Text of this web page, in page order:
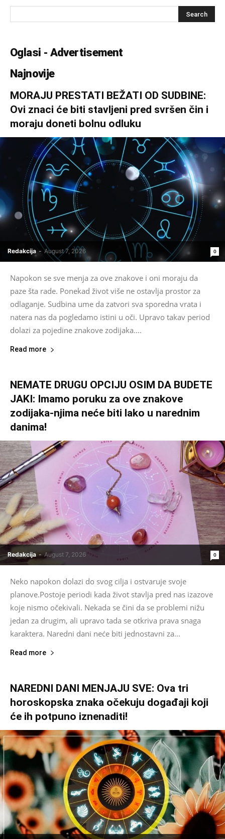
Oglasi - Advertisement
Najnovije
MORAJU PRESTATI BEŽATI OD SUDBINE:
Ovi znaci će biti stavljeni pred svršen čin i
moraju doneti bolnu odluku
Redakcija - August 7, 2026 0
Napokon se sve menja za ove znakove i oni moraju da
paze šta rade. Ponekad život više ne ostavlja prostor za
odlaganje. Sudbina ume da zatvori sva sporedna vrata i
natera nas da pogledamo istini u oči. Upravo takav period
dolazi za pojedine znakove zodijaka....
Read more
NEMATE DRUGU OPCIJU OSIM DA BUDETE
JAKI: Imamo poruku za ove znakove
zodijaka-njima neće biti lako u narednim
danima!
Redakcija - August 7, 2026 0
Neko napokon dolazi do svog cilja i ostvaruje svoje
planove.Postoje periodi kada život stavlja pred nas izazove
koje nismo očekivali. Nekada se čini da se problemi nižu
jedan za drugim, ali upravo tada se otkriva prava snaga
karaktera. Naredni dani neće biti jednostavni za...
Read more
NAREDNI DANI MENJAJU SVE: Ova tri
horoskopska znaka očekuju događaji koji
će ih potpuno iznenaditi!